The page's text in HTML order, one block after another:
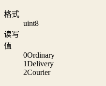
格式
uint8
读写
值
0Ordinary
1Delivery
2Courier